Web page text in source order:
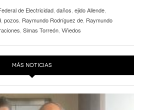
de Electricidad daños ejido Allende
pozos Raymundo Rodríguez de Raymundo
Simas Torreón Viñedos
MÁS NOTICIAS